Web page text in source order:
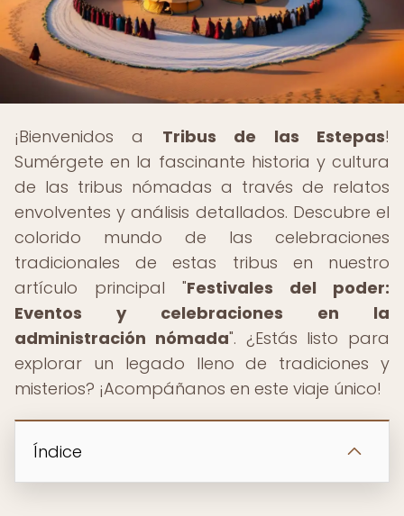
¡Bienvenidos a Tribus de las Estepas!
Sumérgete en la fascinante historia y cultura
de las tribus nómadas a través de relatos
envolventes y análisis detallados. Descubre el
colorido mundo de las celebraciones
tradicionales de estas tribus en nuestro
artículo principal "Festivales del poder:
Eventos y celebraciones en la
administración nómada". ¿Estás listo para
explorar un legado lleno de tradiciones y
misterios? ¡Acompáñanos en este viaje único!
Índice